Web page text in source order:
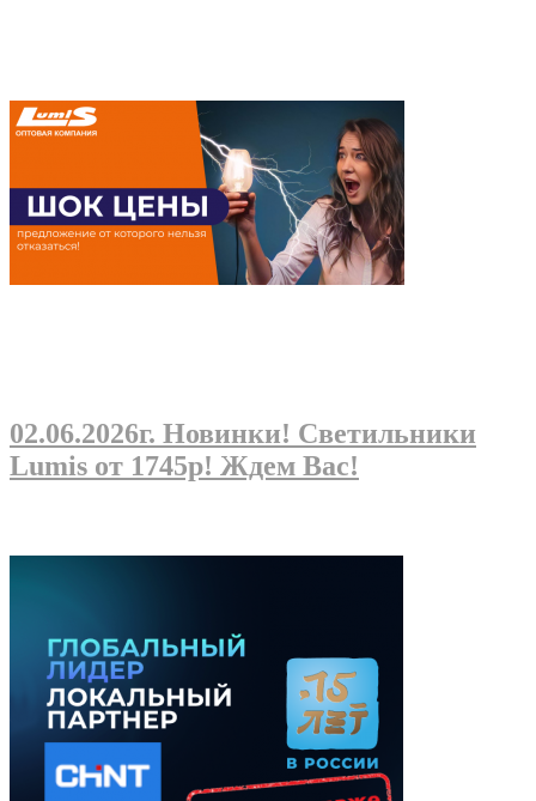
02.06.2026г. Новинки! Светильники
Lumis от 1745р! Ждем Вас!